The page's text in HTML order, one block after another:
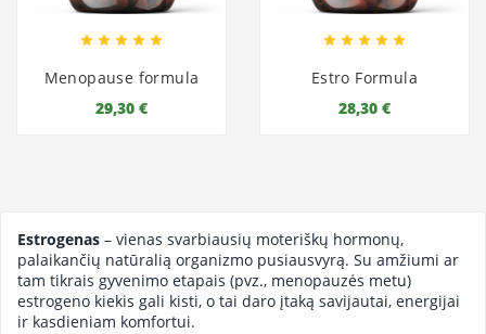
    
Menopause formula
29,30 €
    
Estro Formula
28,30 €
Estrogenas – vienas svarbiausių moteriškų hormonų,
palaikančių natūralią organizmo pusiausvyrą. Su amžiumi ar
tam tikrais gyvenimo etapais (pvz., menopauzės metu)
estrogeno kiekis gali kisti, o tai daro įtaką savijautai, energijai
ir kasdieniam komfortui.